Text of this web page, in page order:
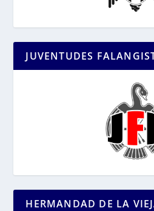
JUVENTUDES
HERMANDAD DE LA